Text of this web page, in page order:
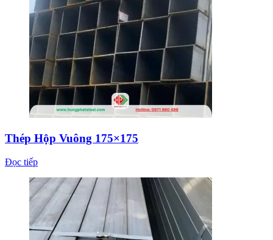
Thép Hộp Vuông 175×175
Đọc tiếp